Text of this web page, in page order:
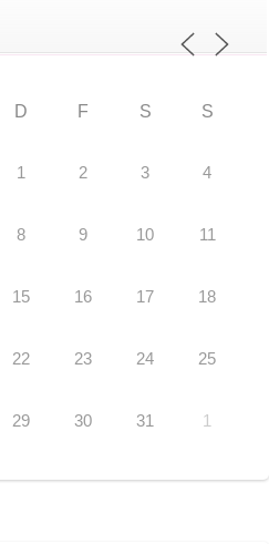
D F S S
1 2 3 4
8 9 10 11
15 16 17 18
22 23 24 25
29 30 31 1